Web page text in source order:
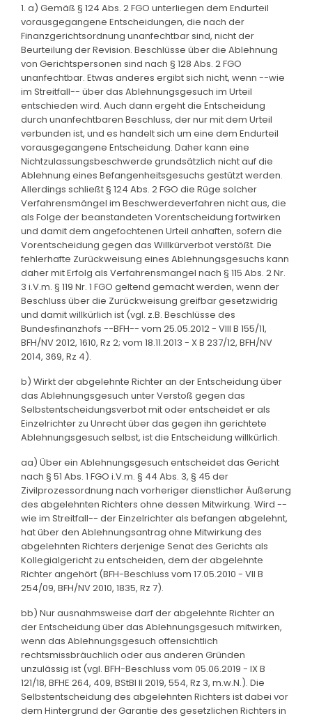
1. a) Gemäß § 124 Abs. 2 FGO unterliegen dem Endurteil
vorausgegangene Entscheidungen, die nach der
Finanzgerichtsordnung unanfechtbar sind, nicht der
Beurteilung der Revision. Beschlüsse über die Ablehnung
von Gerichtspersonen sind nach § 128 Abs. 2 FGO
unanfechtbar. Etwas anderes ergibt sich nicht, wenn --wie
im Streitfall-- über das Ablehnungsgesuch im Urteil
entschieden wird. Auch dann ergeht die Entscheidung
durch unanfechtbaren Beschluss, der nur mit dem Urteil
verbunden ist, und es handelt sich um eine dem Endurteil
vorausgegangene Entscheidung. Daher kann eine
Nichtzulassungsbeschwerde grundsätzlich nicht auf die
Ablehnung eines Befangenheitsgesuchs gestützt werden.
Allerdings schließt § 124 Abs. 2 FGO die Rüge solcher
Verfahrensmängel im Beschwerdeverfahren nicht aus, die
als Folge der beanstandeten Vorentscheidung fortwirken
und damit dem angefochtenen Urteil anhaften, sofern die
Vorentscheidung gegen das Willkürverbot verstößt. Die
fehlerhafte Zurückweisung eines Ablehnungsgesuchs kann
daher mit Erfolg als Verfahrensmangel nach § 115 Abs. 2 Nr.
3 i.V.m. § 119 Nr. 1 FGO geltend gemacht werden, wenn der
Beschluss über die Zurückweisung greifbar gesetzwidrig
und damit willkürlich ist (vgl. z.B. Beschlüsse des
Bundesfinanzhofs --BFH-- vom 25.05.2012 - VIII B 155/11,
BFH/NV 2012, 1610, Rz 2; vom 18.11.2013 - X B 237/12, BFH/NV
2014, 369, Rz 4).
b) Wirkt der abgelehnte Richter an der Entscheidung über
das Ablehnungsgesuch unter Verstoß gegen das
Selbstentscheidungsverbot mit oder entscheidet er als
Einzelrichter zu Unrecht über das gegen ihn gerichtete
Ablehnungsgesuch selbst, ist die Entscheidung willkürlich.
aa) Über ein Ablehnungsgesuch entscheidet das Gericht
nach § 51 Abs. 1 FGO i.V.m. § 44 Abs. 3, § 45 der
Zivilprozessordnung nach vorheriger dienstlicher Äußerung
des abgelehnten Richters ohne dessen Mitwirkung. Wird --
wie im Streitfall-- der Einzelrichter als befangen abgelehnt,
hat über den Ablehnungsantrag ohne Mitwirkung des
abgelehnten Richters derjenige Senat des Gerichts als
Kollegialgericht zu entscheiden, dem der abgelehnte
Richter angehört (BFH-Beschluss vom 17.05.2010 - VII B
254/09, BFH/NV 2010, 1835, Rz 7).
bb) Nur ausnahmsweise darf der abgelehnte Richter an
der Entscheidung über das Ablehnungsgesuch mitwirken,
wenn das Ablehnungsgesuch offensichtlich
rechtsmissbräuchlich oder aus anderen Gründen
unzulässig ist (vgl. BFH-Beschluss vom 05.06.2019 - IX B
121/18, BFHE 264, 409, BStBl II 2019, 554, Rz 3, m.w.N.). Die
Selbstentscheidung des abgelehnten Richters ist dabei vor
dem Hintergrund der Garantie des gesetzlichen Richters in